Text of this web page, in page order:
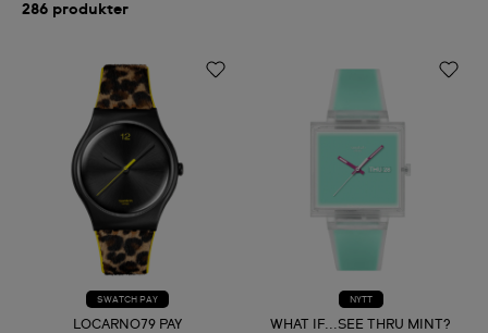
286 produkter
SWATCH PAY
LOCARNO79 PAY
NYTT
WHAT IF...SEE THRU MINT?